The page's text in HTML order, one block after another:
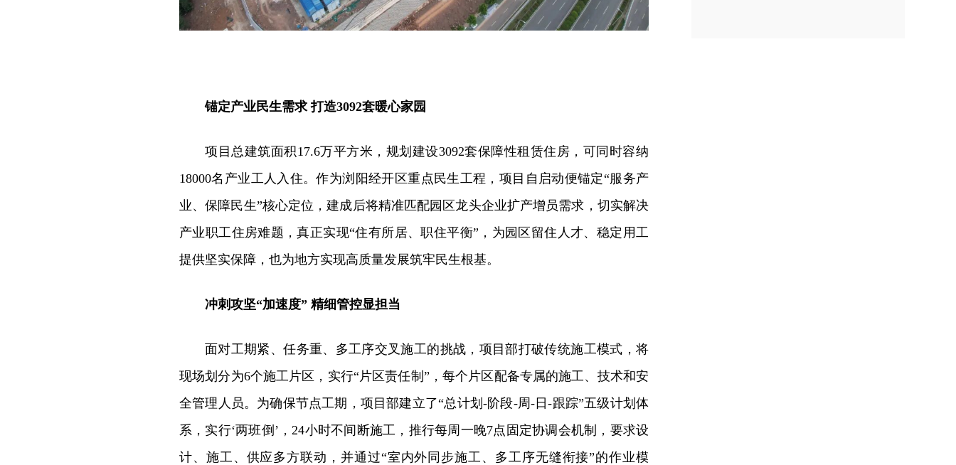
锚定产业民生需求 打造3092套暖心家园
项目总建筑面积17.6万平方米，规划建设3092套保障性租赁住房，可同时容纳
18000名产业工人入住。作为浏阳经开区重点民生工程，项目自启动便锚定“服务产
业、保障民生”核心定位，建成后将精准匹配园区龙头企业扩产增员需求，切实解决
产业职工住房难题，真正实现“住有所居、职住平衡”，为园区留住人才、稳定用工
提供坚实保障，也为地方实现高质量发展筑牢民生根基。
冲刺攻坚“加速度” 精细管控显担当
面对工期紧、任务重、多工序交叉施工的挑战，项目部打破传统施工模式，将
现场划分为6个施工片区，实行“片区责任制”，每个片区配备专属的施工、技术和安
全管理人员。为确保节点工期，项目部建立了“总计划-阶段-周-日-跟踪”五级计划体
系，实行‘两班倒’，24小时不间断施工，推行每周一晚7点固定协调会机制，要求设
计、施工、供应多方联动，并通过“室内外同步施工、多工序无缝衔接”的作业模